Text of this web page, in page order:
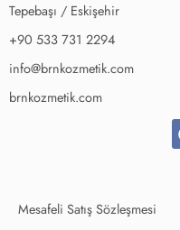
Tepebaşı / Eskişehir
+90 533 731 2294
info@brnkozmetik.com
brnkozmetik.com
Mesafeli Satış Sözleşmesi